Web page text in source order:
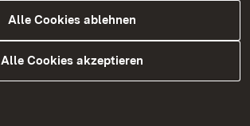
Alle Cookies ablehnen
Alle Cookies akzeptieren